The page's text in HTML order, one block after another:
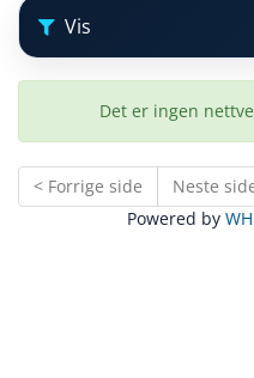
Vis
Det er ingen
< Forrige side
Neste
Powered by